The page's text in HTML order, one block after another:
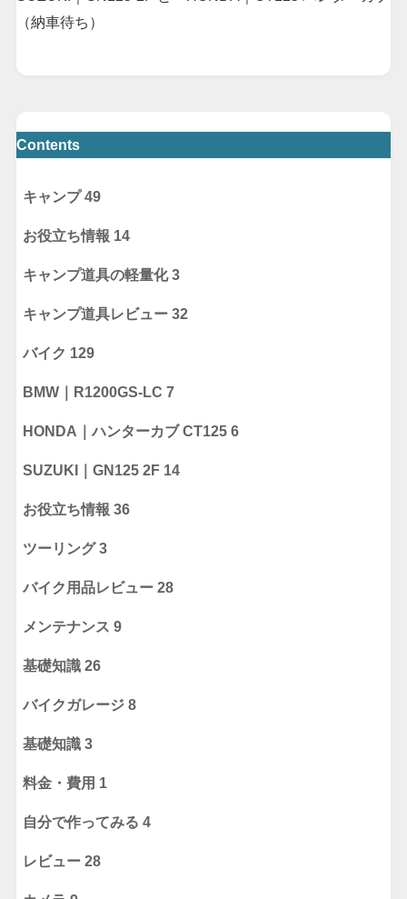
（納車待ち）
Contents
キャンプ49
お役立ち情報 14
キャンプ道具の軽量化3
キャンプ道具レビュー 32
バイク 129
BMW｜R1200GS-LC 7
HONDA｜ハンターカブ CT125 6
SUZUKI｜GN125 2F 14
お役立ち情報 36
ツーリング3
バイク用品レビュー 28
メンテナンス 9
基礎知識 26
バイクガレージ 8
基礎知識 3
料金・費用 1
自分で作ってみる 4
レビュー 28